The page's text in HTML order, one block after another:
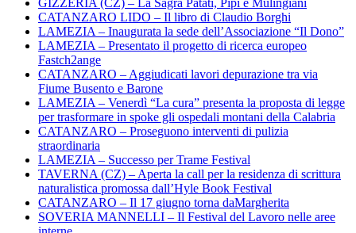
CATANZARO LIDO – Il libro di Claudio Borghi
LAMEZIA – Inaugurata la sede dell’Associazione “Il Dono”
LAMEZIA – Presentato il progetto di ricerca europeo
Fastch2ange
CATANZARO – Aggiudicati lavori depurazione tra via
Fiume Busento e Barone
LAMEZIA – Venerdì “La cura” presenta la proposta di legge
per trasformare in spoke gli ospedali montani della Calabria
CATANZARO – Proseguono interventi di pulizia
straordinaria
LAMEZIA – Successo per Trame Festival
TAVERNA (CZ) – Aperta la call per la residenza di scrittura
naturalistica promossa dall’Hyle Book Festival
CATANZARO – Il 17 giugno torna daMargherita
SOVERIA MANNELLI – Il Festival del Lavoro nelle aree